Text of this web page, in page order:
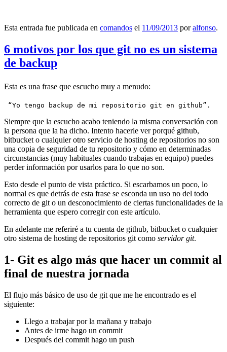
Esta entrada fue publicada en comandos el 11/09/2013 poralfonso.
6 motivos por los que git no es un sistema
de backup
Esta es una frase que escucho muy a menudo:
“Yo tengo backup de mi repositorio git en github”.
Siempre que la escucho acabo teniendo la misma conversación con
la persona que la ha dicho. Intento hacerle ver porqué github,
bitbucket o cualquier otro servicio de hosting de repositorios no son
una copia de seguridad de tu repositorio y cómo en determinadas
circunstancias (muy habituales cuando trabajas en equipo) puedes
perder información por usarlos para lo que no son.
Esto desde el punto de vista práctico. Si escarbamos un poco, lo
normal es que detrás de esta frase se esconda un uso no del todo
correcto de git o un desconocimiento de ciertas funcionalidades de la
herramienta que espero corregir con este artículo.
En adelante me referiré a tu cuenta de github, bitbucket o cualquier
otro sistema de hosting de repositorios git como servidor git.
1- Git es algo más que hacer un commit al
final de nuestra jornada
El flujo más básico de uso de git que me he encontrado es el
siguiente:
Llego a trabajar por la mañana y trabajo
Antes de irme hago un commit
Después del commit hago un push